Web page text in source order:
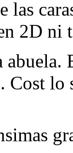
las
2D ni
Cost